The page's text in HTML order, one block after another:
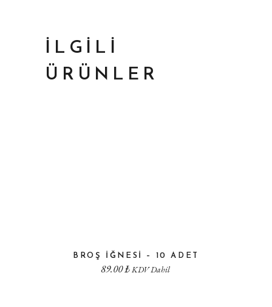
İLGILI
ÜRÜNLER
BROŞ İĞNESI – 10 ADET
89.00₺KDV Dahil